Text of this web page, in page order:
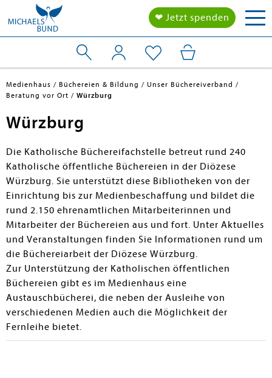
❤ Jetzt spenden
Medienhaus Büchereien & Bildung
Unser Büchereiverband
Beratung vor Ort
Würzburg
Würzburg
Die Katholische Büchereifachstelle betreut rund 240
Katholische öffentliche Büchereien in der Diözese
Würzburg. Sie unterstützt diese Bibliotheken von der
Einrichtung bis zur Medienbeschaffung und bildet die
rund 2.150 ehrenamtlichen Mitarbeiterinnen und
Mitarbeiter der Büchereien aus und fort. Unter Aktuelles
und Veranstaltungen finden Sie Informationen rund um
die Büchereiarbeit der Diözese Würzburg.
Zur Unterstützung der Katholischen öffentlichen
Büchereien gibt es im Medienhaus eine
Austauschbücherei, die neben der Ausleihe von
verschiedenen Medien auch die Möglichkeit der
Fernleihe bietet.